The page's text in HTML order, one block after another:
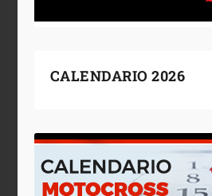
CALENDARIO 2026